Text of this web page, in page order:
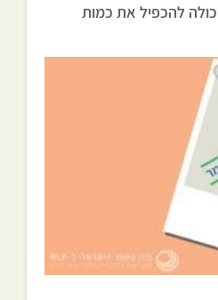
להכפיל את כמות